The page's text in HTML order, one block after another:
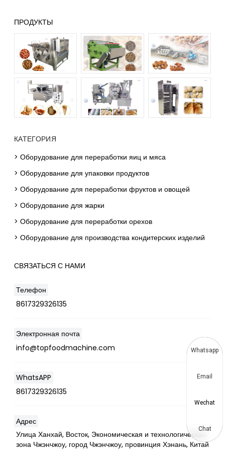
ПРОДУКТЫ
КАТЕГОРИЯ
> Оборудование для переработки яиц и мяса
> Оборудование для упаковки продуктов
> Оборудование для переработки фруктов и овощей
> Оборудование для жарки
> Оборудование для переработки орехов
> Оборудование для производства кондитерских изделий
СВЯЗАТЬСЯ С НАМИ
Телефон
8617329326135
Электронная почта
info@topfoodmachine.com
WhatsAPP
8617329326135
Адрес
Улица Ханхай, Восток, Экономическая и технологическая
зона Чжэнчжоу, город Чжэнчжоу, провинция Хэнань, Китай
Whatsapp
Email
Wechat
Chat